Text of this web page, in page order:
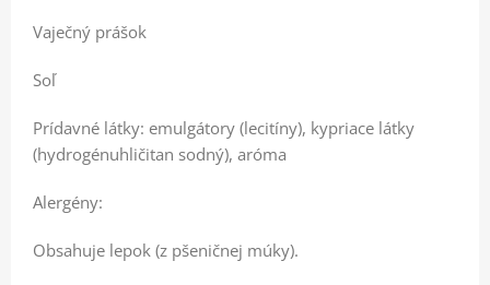
Vaječný prášok
Soľ
Prídavné látky: emulgátory (lecitíny), kypriace látky
(hydrogénuhličitan sodný), aróma
Alergény:
Obsahuje lepok (z pšeničnej múky).